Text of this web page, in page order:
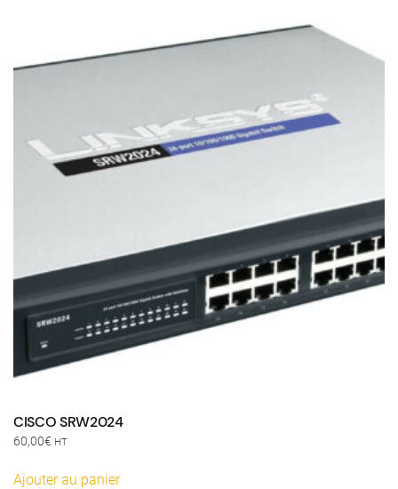
CISCO SRW2024
60,00€ HT
Ajouter au panier